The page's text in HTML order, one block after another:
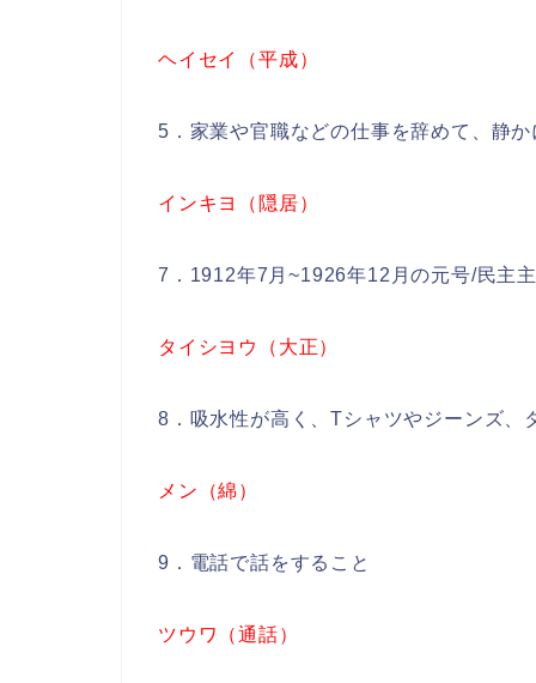
ヘイセイ（平成）
5．家業や官職などの仕事を辞めて、静
インキヨ（隠居）
7．1912年7月~1926年12月の元号/民主
タイシヨウ（大正）
8．吸水性が高く、Tシャツやジーンズ、
メン（綿）
9．電話で話をすること
ツウワ（通話）